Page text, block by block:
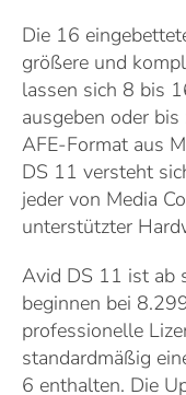
Die 16
größere und
lassen sich 8 bis
ausgeben oder
AFE-Format aus
DS 11 versteht
jeder von Media
unterstützter
Avid DS 11 ist ab
beginnen bei
professionelle
standardmäßig
6 enthalten. Die